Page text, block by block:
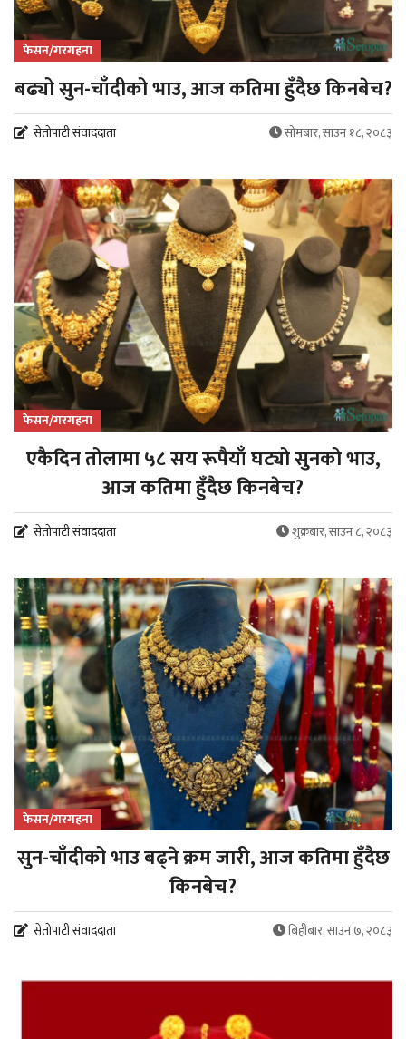
फेसन/गरगहना
बढ्यो सुन-चाँदीको भाउ, आज कतिमा हुँदैछ किनबेच?
सेतोपाटी संवाददाता सोमबार, साउन १८, २०८३
फेसन/गरगहना
एकैदिन तोलामा ५८ सय रूपैयाँ घट्यो सुनको भाउ,
आज कतिमा हुँदैछ किनबेच?
सेतोपाटी संवाददाता शुक्रबार, साउन ८, २०८३
फेसन/गरगहना
सुन-चाँदीको भाउ बढ्ने क्रम जारी, आज कतिमा हुँदैछ
किनबेच?
सेतोपाटी संवाददाता बिहीबार, साउन ७, २०८३